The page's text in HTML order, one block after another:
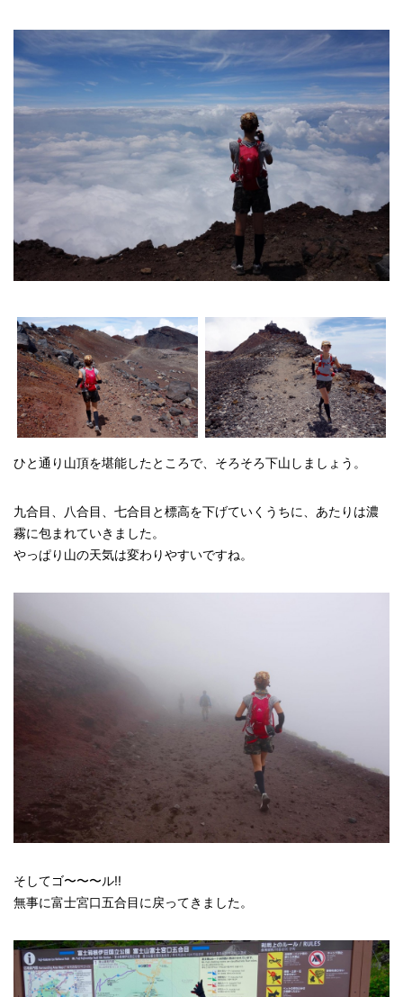
ひと通り山頂を堪能したところで、そろそろ下山しましょう。
九合目、八合目、七合目と標高を下げていくうちに、あたりは濃
霧に包まれていきました。
やっぱり山の天気は変わりやすいですね。
そしてゴ〜〜〜ル!!
無事に富士宮口五合目に戻ってきました。